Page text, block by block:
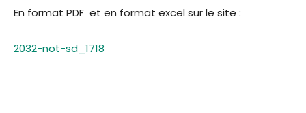
En format PDF et en format excel sur le site :
2032-not-sd_1718